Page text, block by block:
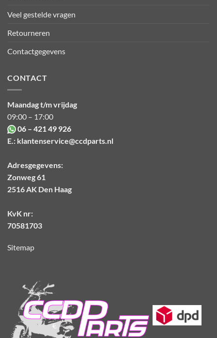
Veel gestelde vragen
Retourneren
Contactgegevens
CONTACT
Maandag t/m vrijdag
09:00 – 17:00
06 – 421 49 926
E.: klantenservice@ccdparts.nl
Adresgegevens:
Zonweg 61
2516 AK Den Haag
KvK nr:
70581703
Sitemap